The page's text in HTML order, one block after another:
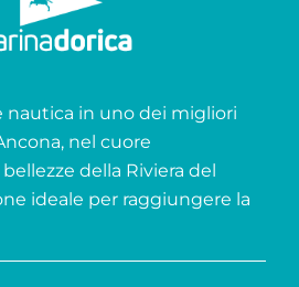
nautica in uno dei migliori
nel cuore
bellezze della Riviera del
ideale per raggiungere la